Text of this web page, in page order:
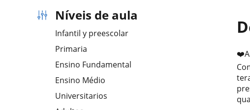
Níveis de aula
Infantil y preescolar
Primaria
Ensino Fundamental
Ensino Médio
Universitarios